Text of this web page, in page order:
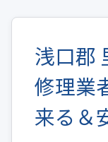
浅口郡
修理業
来る＆